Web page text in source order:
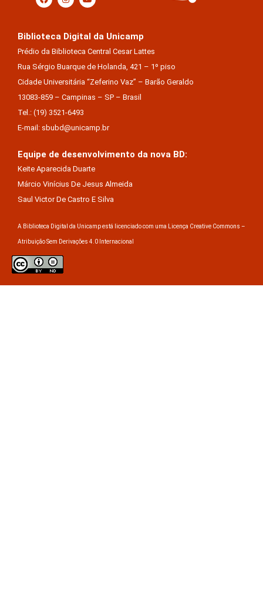
Biblioteca Digital da Unicamp
Prédio da Biblioteca Central Cesar Lattes
Rua Sérgio Buarque de Holanda, 421 – 1º piso
Cidade Universitária “Zeferino Vaz” – Barão Geraldo
13083-859 – Campinas – SP – Brasil
Tel.: (19) 3521-6493
E-mail: sbubd@unicamp.br
Equipe de desenvolvimento da nova BD:
Keite Aparecida Duarte
Márcio Vinícius De Jesus Almeida
Saul Victor De Castro E Silva
A Biblioteca Digital da Unicamp está licenciado com uma Licença Creative Commons –
Atribuição Sem Derivações 4.0 Internacional